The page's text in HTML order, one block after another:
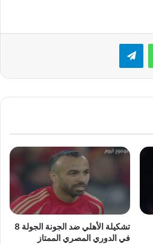
واتساب تيلقرام
تشكيلة الأهلي ضد الجونة الجولة 8
في الدوري المصري الممتاز